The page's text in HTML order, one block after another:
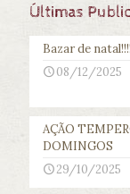
Últimas
Bazar de
08/12/2025
AÇÃO
DOMINGOS
29/10/2025